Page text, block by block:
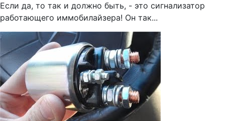
Если да, то так и должно быть, - это сигнализатор
работающего иммобилайзера! Он так...